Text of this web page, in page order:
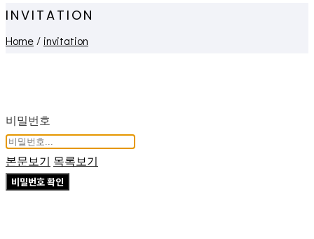
INVITATION
Home / invitation
비밀번호
본문보기 목록보기
비밀번호 확인